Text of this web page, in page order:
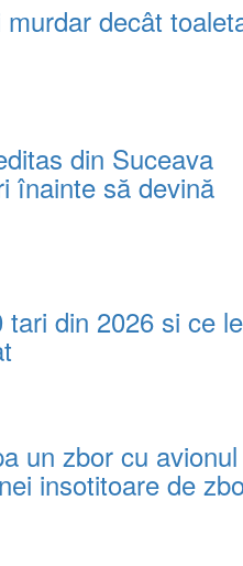
decât
din Suceava
înainte să devină
din 2026 si ce le
un zbor cu avionul
insotitoare de